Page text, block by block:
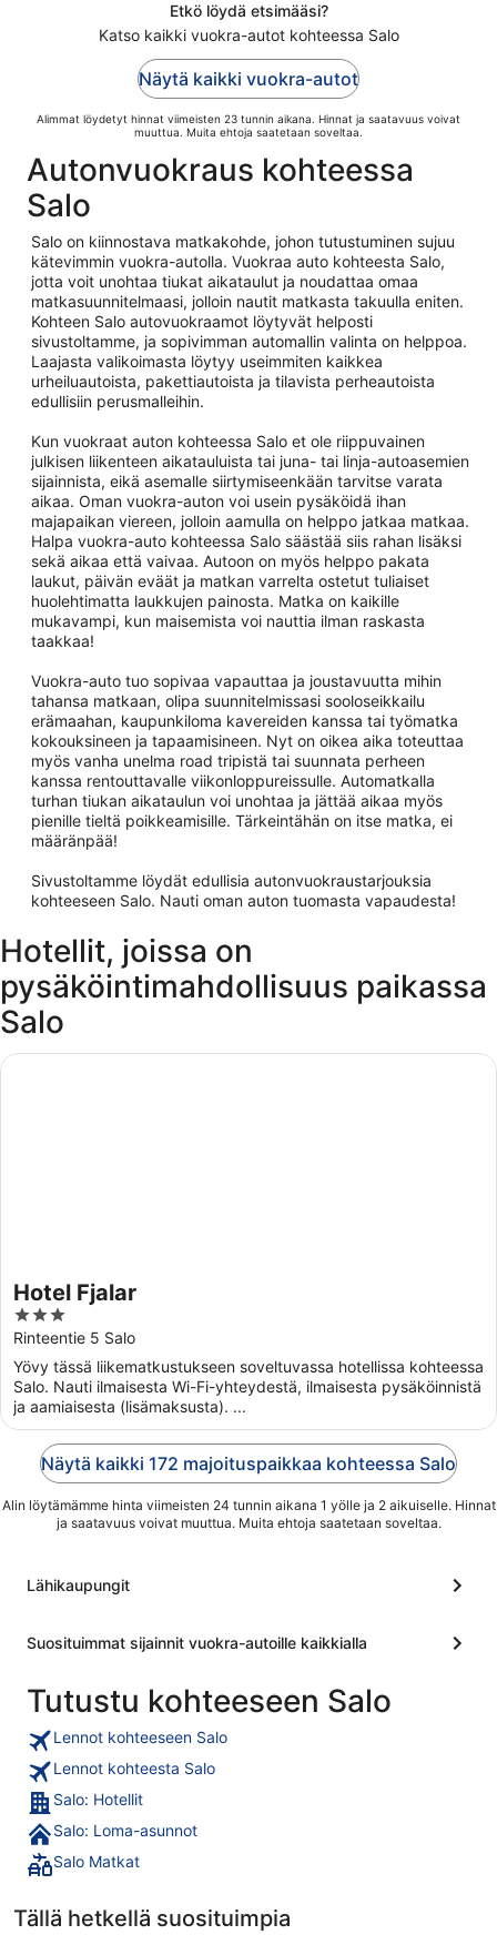
Etkö löydä etsimääsi?
Katso kaikki vuokra-autot kohteessa Salo
Näytä kaikki vuokra-autot
Alimmat löydetyt hinnat viimeisten 23 tunnin aikana. Hinnat ja saatavuus voivat
muuttua. Muita ehtoja saatetaan soveltaa.
Autonvuokraus kohteessa
Salo
Salo on kiinnostava matkakohde, johon tutustuminen sujuu
kätevimmin vuokra-autolla. Vuokraa auto kohteesta Salo,
jotta voit unohtaa tiukat aikataulut ja noudattaa omaa
matkasuunnitelmaasi, jolloin nautit matkasta takuulla eniten.
Kohteen Salo autovuokraamot löytyvät helposti
sivustoltamme, ja sopivimman automallin valinta on helppoa.
Laajasta valikoimasta löytyy useimmiten kaikkea
urheiluautoista, pakettiautoista ja tilavista perheautoista
edullisiin perusmalleihin.
Kun vuokraat auton kohteessa Salo et ole riippuvainen
julkisen liikenteen aikatauluista tai juna- tai linja-autoasemien
sijainnista, eikä asemalle siirtymiseenkään tarvitse varata
aikaa. Oman vuokra-auton voi usein pysäköidä ihan
majapaikan viereen, jolloin aamulla on helppo jatkaa matkaa.
Halpa vuokra-auto kohteessa Salo säästää siis rahan lisäksi
sekä aikaa että vaivaa. Autoon on myös helppo pakata
laukut, päivän eväät ja matkan varrelta ostetut tuliaiset
huolehtimatta laukkujen painosta. Matka on kaikille
mukavampi, kun maisemista voi nauttia ilman raskasta
taakkaa!
Vuokra-auto tuo sopivaa vapauttaa ja joustavuutta mihin
tahansa matkaan, olipa suunnitelmissasi sooloseikkailu
erämaahan, kaupunkiloma kavereiden kanssa tai työmatka
kokouksineen ja tapaamisineen. Nyt on oikea aika toteuttaa
myös vanha unelma road tripistä tai suunnata perheen
kanssa rentouttavalle viikonloppureissulle. Automatkalla
turhan tiukan aikataulun voi unohtaa ja jättää aikaa myös
pienille tieltä poikkeamisille. Tärkeintähän on itse matka, ei
määränpää!
Sivustoltamme löydät edullisia autonvuokraustarjouksia
kohteeseen Salo. Nauti oman auton tuomasta vapaudesta!
Hotellit, joissa on
pysäköintimahdollisuus paikassa
Salo
Hotel Fjalar
3
out
of
5
Rinteentie 5 Salo
Yövy tässä liikematkustukseen soveltuvassa hotellissa kohteessa
Salo. Nauti ilmaisesta Wi-Fi-yhteydestä, ilmaisesta pysäköinnistä
ja aamiaisesta (lisämaksusta). ...
Hotel Fjalar
Näytä kaikki 172 majoituspaikkaa kohteessa Salo
Alin löytämämme hinta viimeisten 24 tunnin aikana 1 yölle ja 2 aikuiselle. Hinnat
ja saatavuus voivat muuttua. Muita ehtoja saatetaan soveltaa.
Lähikaupungit
Suosituimmat sijainnit vuokra-autoille kaikkialla
Tutustu kohteeseen Salo
Lennot kohteeseen Salo
Lennot kohteesta Salo
Salo: Hotellit
Salo: Loma-asunnot
Salo Matkat
Tällä hetkellä suosituimpia